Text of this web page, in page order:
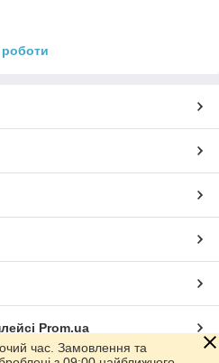
роботи
Prom.ua
час. Замовлення та